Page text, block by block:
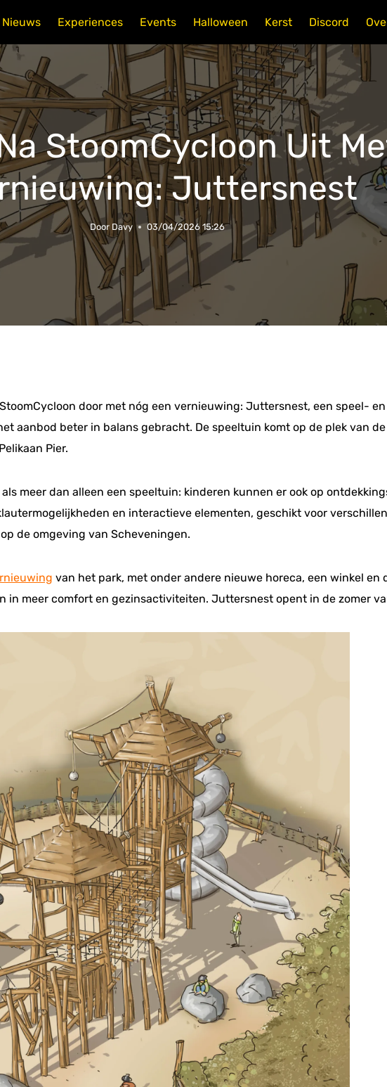
Nieuws Experiences Events Halloween Kerst Discord
StoomCycloon Uit
Juttersnest
Door Davy 03/04/2026 15:26
door met nóg een vernieuwing: Juttersnest, een speel-
aanbod beter in balans gebracht. De speeltuin komt op de plek van
Pier.
meer dan alleen een speeltuin: kinderen kunnen er ook op
en interactieve elementen, geschikt voor
de omgeving van Scheveningen.
van het park, met onder andere nieuwe horeca, een winkel en
in meer comfort en gezinsactiviteiten. Juttersnest opent in de zomer